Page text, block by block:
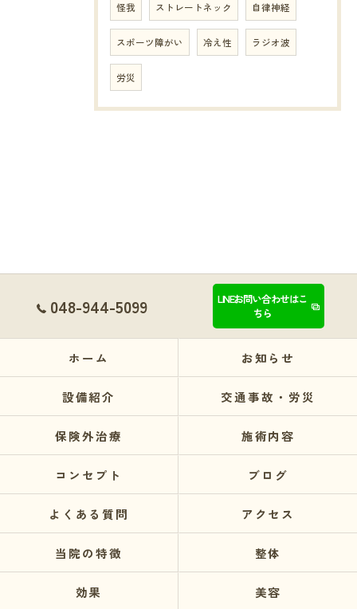
怪我 ストレートネック 自律神経
スポーツ障がい 冷え性 ラジオ波
労災
048-944-5099
LINEお問い合わせはこ
ちら
ホーム お知らせ
設備紹介 交通事故・労災
保険外治療 施術内容
コンセプト ブログ
よくある質問 アクセス
当院の特徴 整体
効果 美容